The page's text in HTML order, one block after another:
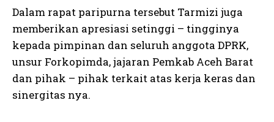
Dalam rapat paripurna tersebut Tarmizi juga
memberikan apresiasi setinggi – tingginya
kepada pimpinan dan seluruh anggota DPRK,
unsur Forkopimda, jajaran Pemkab Aceh Barat
dan pihak – pihak terkait atas kerja keras dan
sinergitas nya.